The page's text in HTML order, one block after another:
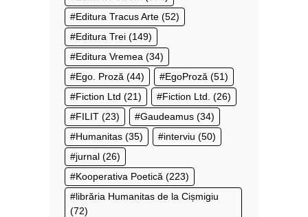
Editura Tracus Arte (52)
Editura Trei (149)
Editura Vremea (34)
Ego. Proză (44) EgoProză (51)
Fiction Ltd (21) Fiction Ltd. (26)
FILIT (23) Gaudeamus (34)
Humanitas (35) interviu (50)
jurnal (26)
Kooperativa Poetică (223)
librăria Humanitas de la Cișmigiu
(72)